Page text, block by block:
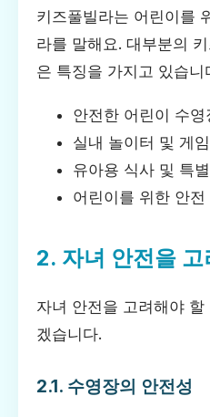
키즈풀빌라는 어린이를
라를 말해요. 대부분의
은 특징을 가지고 있습니
안전한 어린이 수영
실내 놀이터 및 게
유아용 식사 및 특
어린이를 위한 안
2. 자녀 안전을
자녀 안전을 고려해야
겠습니다.
2.1. 수영장의 안전성